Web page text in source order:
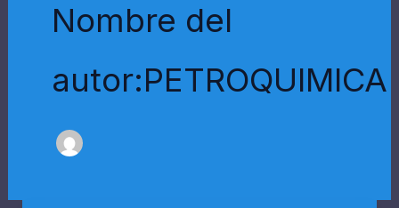
Nombre del
autor:PETROQUIMICA